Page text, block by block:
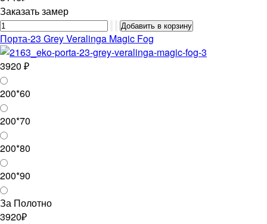
Заказать замер
Порта-23 Grey Veralinga Magic Fog
3920 ₽
200*60
200*70
200*80
200*90
За Полотно
3920₽